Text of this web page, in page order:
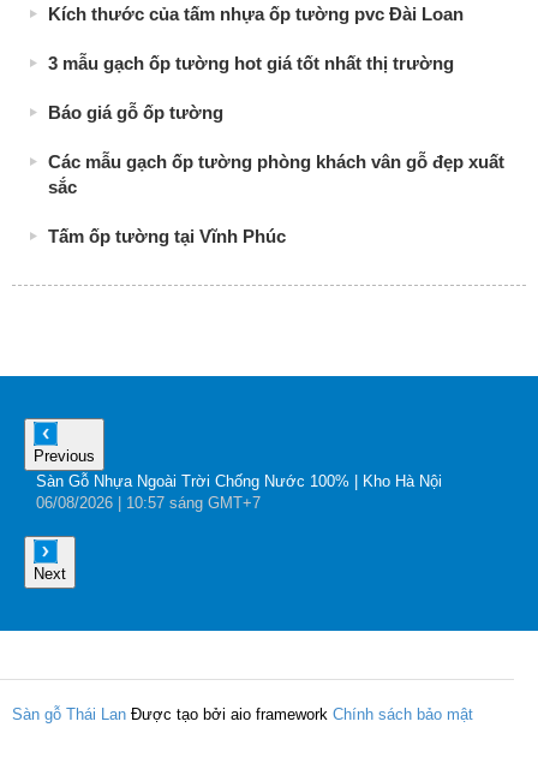
Kích thước của tấm nhựa ốp tường pvc Đài Loan
3 mẫu gạch ốp tường hot giá tốt nhất thị trường
Báo giá gỗ ốp tường
Các mẫu gạch ốp tường phòng khách vân gỗ đẹp xuất
sắc
Tấm ốp tường tại Vĩnh Phúc
Previous
Sàn Gỗ Nhựa Ngoài Trời Chống Nước 100% | Kho Hà Nội
06/08/2026 | 10:57 sáng GMT+7
Next
Sàn gỗ Thái Lan Được tạo bởi aio framework Chính sách bảo mật